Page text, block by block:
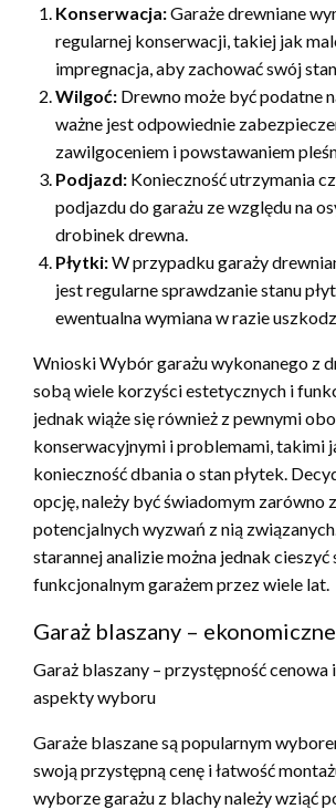
Konserwacja:Garaże drewniane
regularnej konserwacji, takiej jak
impregnacja, aby zachować swój
Wilgoć: Drewno może być podatne
ważne jest odpowiednie
zawilgoceniem i powstawaniem
Podjazd: Konieczność utrzymania
podjazdu do garażu ze względu na
drobinek drewna.
Płytki:W przypadku garaży
jest regularne sprawdzanie stanu
ewentualna wymiana w razie
Wnioski Wybór garażu wykonanego z
sobą wiele korzyści estetycznych i
jednak wiąże się również z pewnymi
konserwacyjnymi i problemami, takimi
konieczność dbania o stan płytek.
opcję, należy być świadomym zarówno
potencjalnych wyzwań z nią
starannej analizie można jednak cieszyć
funkcjonalnym garażem przez wiele lat.
Garaż blaszany –
Garaż blaszany – przystępność cenowa
aspekty wyboru
Garaże blaszane są popularnym
swoją przystępną cenę i łatwość
wyborze garażu z blachy należy wziąć